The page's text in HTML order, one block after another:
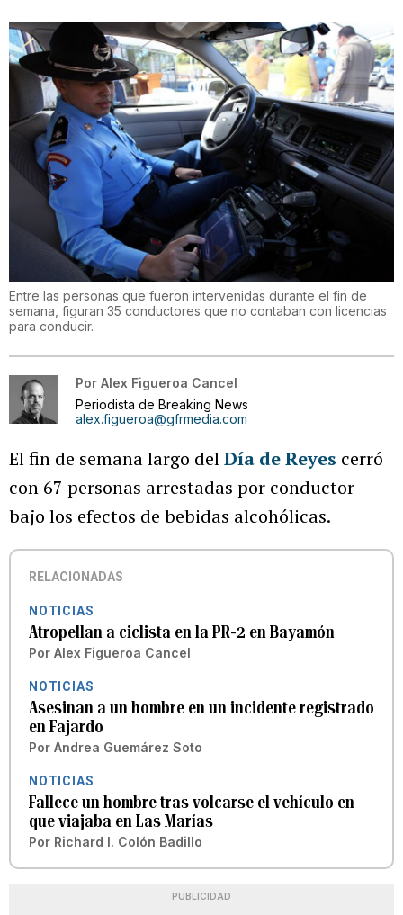
Entre las personas que fueron intervenidas durante el fin de
semana, figuran 35 conductores que no contaban con licencias
para conducir.
Por Alex Figueroa Cancel
Periodista de Breaking News
alex.figueroa@gfrmedia.com
El fin de semana largo delDía de Reyes cerró
con 67 personas arrestadas por conductor
bajo los efectos de bebidas alcohólicas.
RELACIONADAS
NOTICIAS
Atropellan a ciclista en la PR-2 en Bayamón
Por Alex Figueroa Cancel
NOTICIAS
Asesinan a un hombre en un incidente registrado
en Fajardo
Por Andrea Guemárez Soto
NOTICIAS
Fallece un hombre tras volcarse el vehículo en
que viajaba en Las Marías
Por Richard I. Colón Badillo
PUBLICIDAD